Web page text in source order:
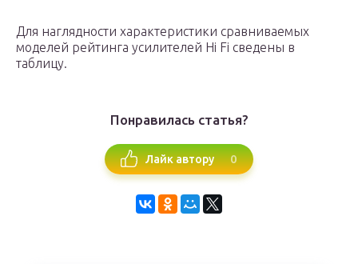
Для наглядности характеристики сравниваемых
моделей рейтинга усилителей Hi Fi сведены в
таблицу.
Понравилась статья?
Лайк автору 0